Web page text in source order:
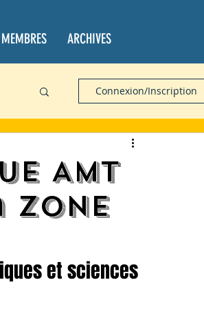
MEMBRES ARCHIVES
Connexion/Inscription
AMT
Zone
et sciences